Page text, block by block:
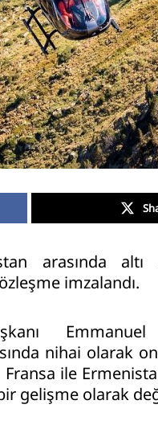
arasında
imzalandı.
Emmanuel
nihai olarak
ile
gelişme olarak